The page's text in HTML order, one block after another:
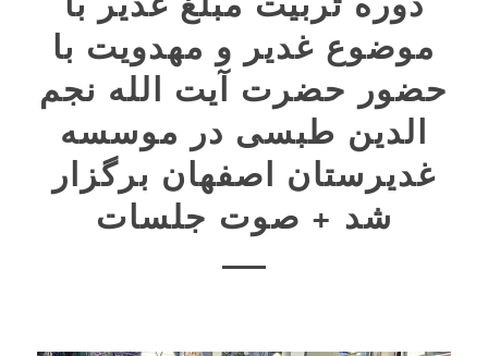
موضوع غدیر و مهدویت با
حضور حضرت آیت الله نجم
الدین طبسی در موسسه
غدیرستان اصفهان برگزار
شد + صوت جلسات